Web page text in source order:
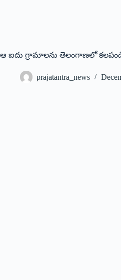
ఆ ఐదు గ్రామాలను తెలంగాణలో
prajatantra_news